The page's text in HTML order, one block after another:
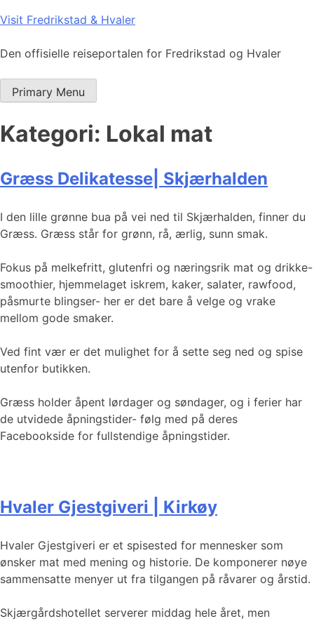
Skip
content
Visit Fredrikstad & Hvaler
Den offisielle reiseportalen for Fredrikstad og Hvaler
Primary Menu
Kategori: Lokal mat
Græss Delikatesse| Skjærhalden
I den lille grønne bua på vei ned til Skjærhalden, finner du
Græss. Græss står for grønn, rå, ærlig, sunn smak.
Fokus på melkefritt, glutenfri og næringsrik mat og drikke-
smoothier, hjemmelaget iskrem, kaker, salater, rawfood,
påsmurte blingser- her er det bare å velge og vrake
mellom gode smaker.
Ved fint vær er det mulighet for å sette seg ned og spise
utenfor butikken.
Græss holder åpent lørdager og søndager, og i ferier har
de utvidede åpningstider- følg med på deres
Facebookside for fullstendige åpningstider.
Hvaler Gjestgiveri | Kirkøy
Hvaler Gjestgiveri er et spisested for mennesker som
ønsker mat med mening og historie. De komponerer nøye
sammensatte menyer ut fra tilgangen på råvarer og årstid.
Skjærgårdshotellet serverer middag hele året, men